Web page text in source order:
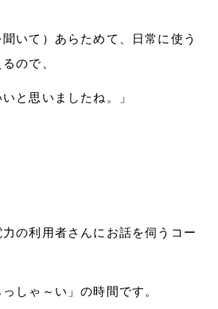
聞いて）あらためて、日常に使う
ので、
と思いましたね。」
の利用者さんにお話を伺うコー
しゃ～い」の時間です。